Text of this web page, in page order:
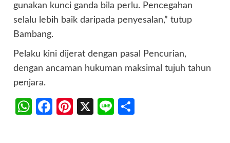
gunakan kunci ganda bila perlu. Pencegahan
selalu lebih baik daripada penyesalan,” tutup
Bambang.
Pelaku kini dijerat dengan pasal Pencurian,
dengan ancaman hukuman maksimal tujuh tahun
penjara.
WhatsApp
Facebook
Pinterest
X Line